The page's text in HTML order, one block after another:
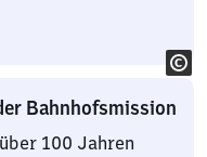
Bahnhofsmission
100 Jahren